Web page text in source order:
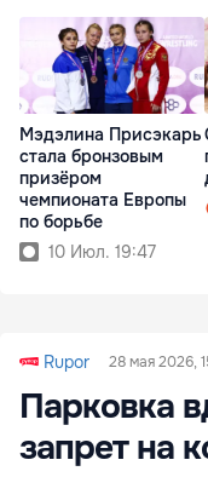
Мэдэлина Присэкарь
стала бронзовым
призёром
чемпионата Европы
по борьбе
10 Июл. 19:47
Rupor 28 мая 2026,
Парковка
запрет на